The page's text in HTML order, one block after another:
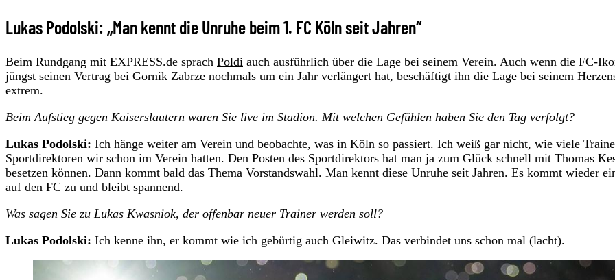
Lukas Podolski: „Man kennt die Unruhe beim 1. FC Köln seit Jahren“
Beim Rundgang mit EXPRESS.de sprach Poldi auch ausführlich über die Lage bei seinem Verein. Auch wenn die FC-
jüngst seinen Vertrag bei Gornik Zabrze nochmals um ein Jahr verlängert hat, beschäftigt ihn die Lage bei seinem
extrem.
Beim Aufstieg gegen Kaiserslautern waren Sie live im Stadion. Mit welchen Gefühlen haben Sie den Tag verfolgt?
Lukas Podolski: Ich hänge weiter am Verein und beobachte, was in Köln so passiert. Ich weiß gar nicht, wie viele
Sportdirektoren wir schon im Verein hatten. Den Posten des Sportdirektors hat man ja zum Glück schnell mit Thomas
besetzen können. Dann kommt bald das Thema Vorstandswahl. Man kennt diese Unruhe seit Jahren. Es kommt wieder
auf den FC zu und bleibt spannend.
Was sagen Sie zu Lukas Kwasniok, der offenbar neuer Trainer werden soll?
Lukas Podolski: Ich kenne ihn, er kommt wie ich gebürtig auch Gleiwitz. Das verbindet uns schon mal (lacht).